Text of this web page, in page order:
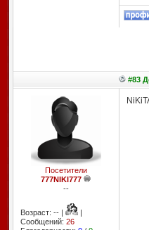
#83
Посетители
777NIKI777
--
Возраст: -- |
|
Сообщений: 26